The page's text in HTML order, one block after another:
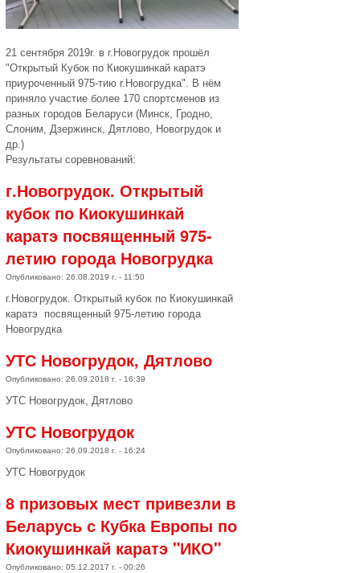
21 сентября 2019г. в г.Новогрудок прошёл
"Открытый Кубок по Киокушинкай каратэ
приуроченный 975-тию г.Новогрудка". В нём
приняло участие более 170 спортсменов из
разных городов Беларуси (Минск, Гродно,
Слоним, Дзержинск, Дятлово, Новогрудок и
др.)
Результаты соревнований:
г.Новогрудок. Открытый
кубок по Киокушинкай
каратэ посвященный 975-
летию города Новогрудка
Опубликовано: 26.08.2019 г. - 11:50
г.Новогрудок. Открытый кубок по Киокушинкай
каратэ посвященный 975-летию города
Новогрудка
УТС Новогрудок, Дятлово
Опубликовано: 26.09.2018 г. - 16:39
УТС Новогрудок, Дятлово
УТС Новогрудок
Опубликовано: 26.09.2018 г. - 16:24
УТС Новогрудок
8 призовых мест привезли в
Беларусь с Кубка Европы по
Киокушинкай каратэ "ИКО"
Опубликовано: 05.12.2017 г. - 00:26